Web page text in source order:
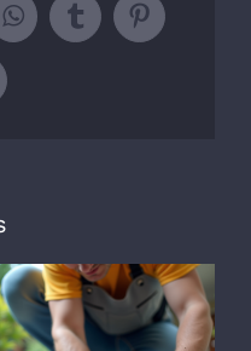
WhatsApp
TumblrPinterest